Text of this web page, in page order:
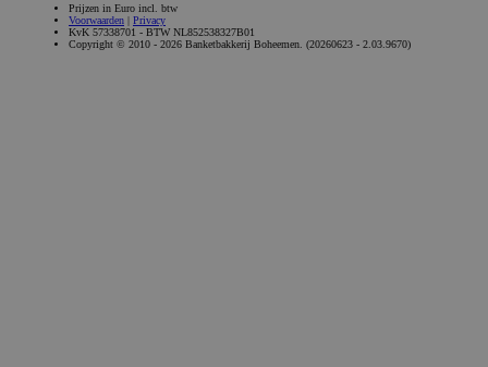
Prijzen in Euro incl. btw
Voorwaarden | Privacy
KvK 57338701 - BTW NL852538327B01
Copyright © 2010 - 2026 Banketbakkerij Boheemen. (20260623 - 2.03.9670)